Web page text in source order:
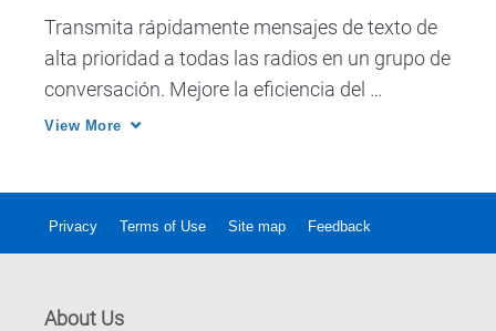
Transmita rápidamente mensajes de texto de
alta prioridad a todas las radios en un grupo de
conversación. Mejore la eficiencia del
despachador y la seguridad del personal en el
View More
Privacy Terms of Use Site map Feedback
About Us